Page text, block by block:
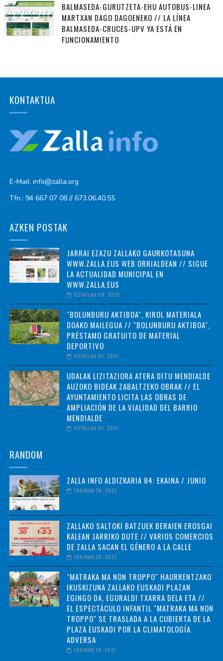
BALMASEDA-GURUTZETA-EHU AUTOBUS-LINEA
MARTXAN DAGO DAGOENEKO // LA LÍNEA
BALMASEDA-CRUCES-UPV YA ESTÁ EN
FUNCIONAMIENTO
KONTAKTUA
E-Mail: info@zalla.org
Tfn.: 94 667 07 08 // 673.06.40.55
AZKEN POSTAK
JARRAI EZAZU ZALLAKO GAURKOTASUNA
WWW.ZALLA.EUS WEB ORRIALDEAN // SIGUE
LA ACTUALIDAD MUNICIPAL EN
WWW.ZALLA.EUS
UZTAILAK 09, 2021
"BOLUNBURU AKTIBOA", KIROL MATERIALA
DOAKO MAILEGUA // "BOLUNBURU AKTIBOA",
PRÉSTAMO GRATUITO DE MATERIAL
DEPORTIVO
UZTAILAK 01, 2021
UDALAK LIZITAZIORA ATERA DITU MENDIALDE
AUZOKO BIDEAK ZABALTZEKO OBRAK // EL
AYUNTAMIENTO LICITA LAS OBRAS DE
AMPLIACIÓN DE LA VIALIDAD DEL BARRIO
MENDIALDE
UZTAILAK 01, 2021
RANDOM
ZALLA INFO ALDIZKARIA 84: EKAINA / JUNIO
EKAINAK 28, 2021
ZALLAKO SALTOKI BATZUEK BERAIEN EROSGAI
KALEAN JARRIKO DUTE // VARIOS COMERCIOS
DE ZALLA SACAN EL GÉNERO A LA CALLE
EKAINAK 28, 2021
"MATRAKA MA NON TROPPO" HAURRENTZAKO
IKUSKIZUNA ZALLAKO EUSKADI PLAZAN
EGINGO DA, EGURALDI TXARRA DELA ETA //
EL ESPECTÁCULO INFANTIL "MATRAKA MA NON
TROPPO" SE TRASLADA A LA CUBIERTA DE LA
PLAZA EUSKADI POR LA CLIMATOLOGÍA
ADVERSA
EKAINAK 18, 2021